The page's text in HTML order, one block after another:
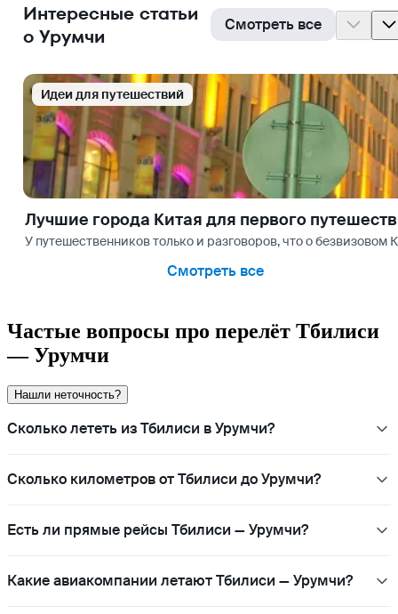
Интересные статьи
о Урумчи
Смотреть все
Идеи для путешествий
Лучшие города Китая для первого
У путешественников только и разговоров, что о
Смотреть все
Частые вопросы про перелёт Тбилиси
— Урумчи
Нашли неточность?
Сколько лететь из Тбилиси в Урумчи?
Сколько километров от Тбилиси до Урумчи?
Есть ли прямые рейсы Тбилиси — Урумчи?
Какие авиакомпании летают Тбилиси — Урумчи?